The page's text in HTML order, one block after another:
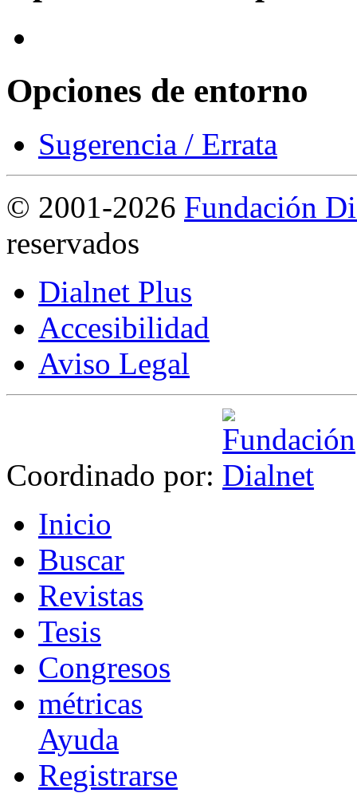
Opciones de entorno
Sugerencia / Errata
© 2001-2026 Fundación
reservados
Dialnet Plus
Accesibilidad
Aviso Legal
Coordinado por:
Inicio
Buscar
Revistas
Tesis
Congresos
métricas
Ayuda
Registrarse